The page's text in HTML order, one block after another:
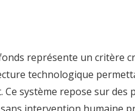
représente un critère
technologique
système repose sur des